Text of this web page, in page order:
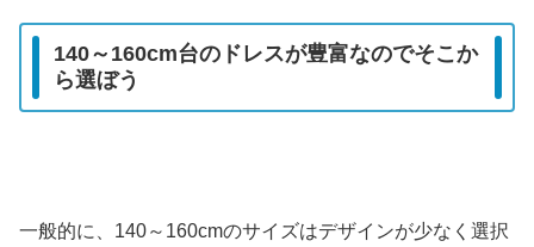
140～160cm台のドレスが豊富なのでそこか
ら選ぼう
一般的に、140～160cmのサイズはデザインが少なく選択